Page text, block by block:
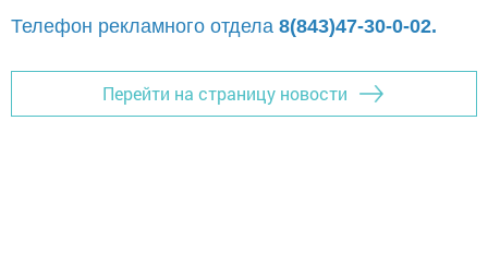
Телефон рекламного отдела 8(843)47-30-0-02.
Перейти на страницу новости